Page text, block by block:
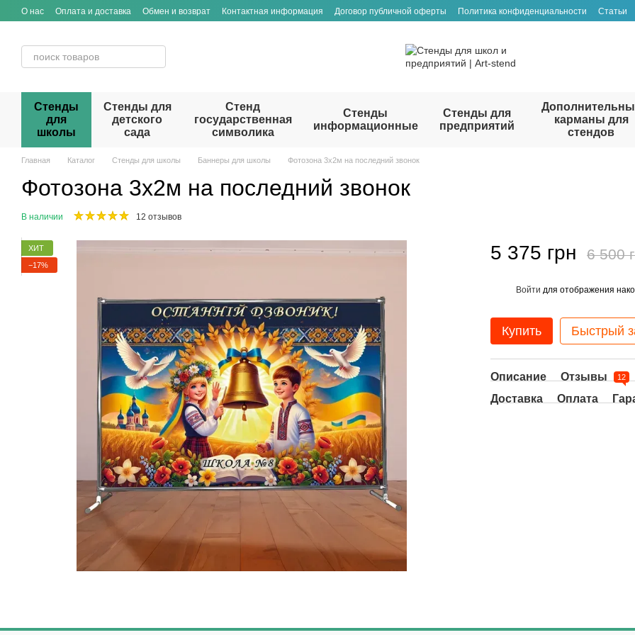
Перейти к основному контенту
О нас Оплата и доставка Обмен и возврат Контактная информация Договор публичной оферты Политика конфиденциальности Статьи
Стенды
для
школы
Стенды для
детского
сада
Стенд
государственная
символика
Стенды
информационные
Стенды для
предприятий
карманы для
стендов
Главная Каталог Стенды для школы Баннеры для школы Фотозона 3х2м на последний звонок
Фотозона 3х2м на последний звонок
В наличии 12 отзывов
ХИТ
−17%
5 375 грн 6 500
Войти для отображения
Купить Быстрый
Описание Отзывы 12
Доставка Оплата